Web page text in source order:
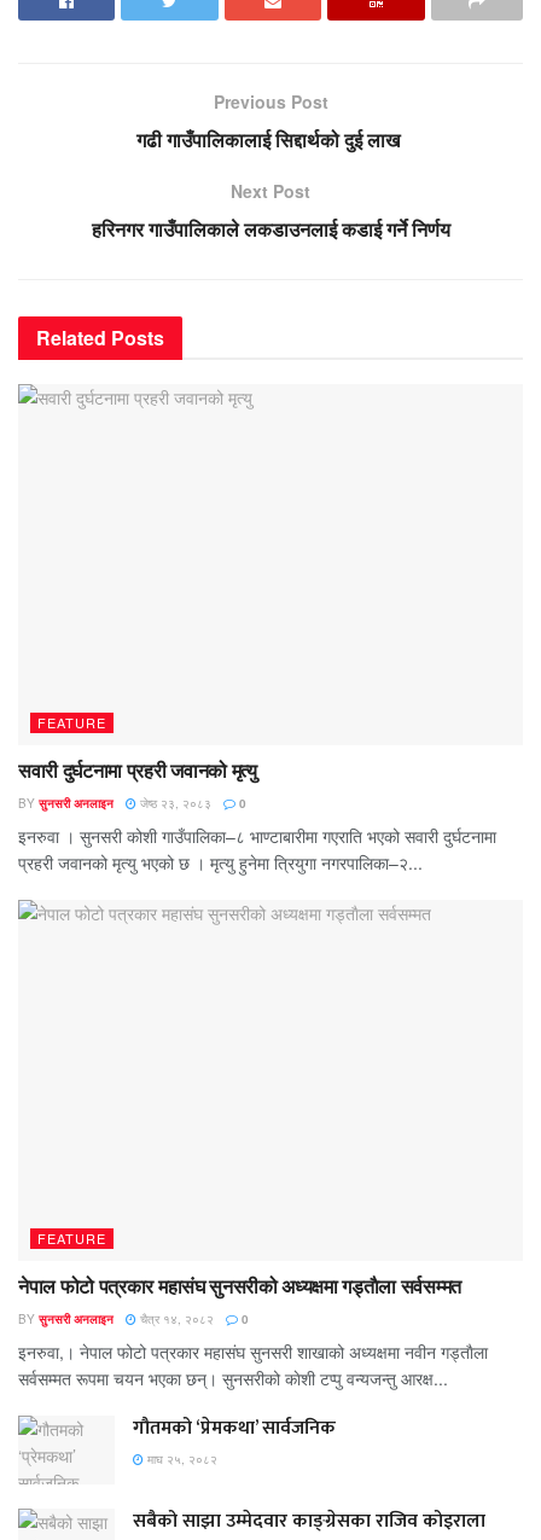
Previous Post
गढी गाउँपालिकालाई सिद्दार्थको दुई लाख
Next Post
हरिनगर गाउँपालिकाले लकडाउनलाई कडाई गर्ने निर्णय
Related Posts
FEATURE
सवारी दुर्घटनामा प्रहरी जवानको मृत्यु
BY सुनसरी अनलाइन जेष्ठ २३, २०८३ 0
इनरुवा । सुनसरी कोशी गाउँपालिका–८ भाण्टाबारीमा गएराति भएको सवारी दुर्घटनामा
प्रहरी जवानको मृत्यु भएको छ । मृत्यु हुनेमा त्रियुगा नगरपालिका–२...
FEATURE
नेपाल फोटो पत्रकार महासंघ सुनसरीको अध्यक्षमा गड्ताैला सर्वसम्मत
BY सुनसरी अनलाइन चैत्र १४, २०८२ 0
इनरुवा,। नेपाल फोटो पत्रकार महासंघ सुनसरी शाखाको अध्यक्षमा नवीन गड्ताैला
सर्वसम्मत रूपमा चयन भएका छन्। सुनसरीको काेशी टप्पु वन्यजन्तु आरक्ष...
गौतमको ‘प्रेमकथा’ सार्वजनिक
माघ २५, २०८२
सबैको साझा उम्मेदवार काङ्ग्रेसका राजिव कोइराला